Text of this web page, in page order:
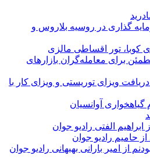
گذاری در روسیه بلاروس و
کوبا، تور اقساطی مالزی
برای معامله‌گران بازارهای
ویزای توریستی و ویزای کار با
گیاهخواری آوانسیان
الفتی رادیو جوان
حامیم رادیو جوان
از امیر بارانی بهبهانی رادیو جوان